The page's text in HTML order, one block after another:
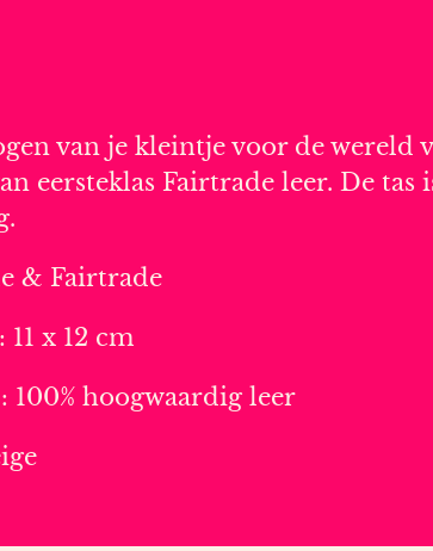
van je kleintje voor de wereld
eersteklas Fairtrade leer. De
& Fairtrade
x 12 cm
100% hoogwaardig leer